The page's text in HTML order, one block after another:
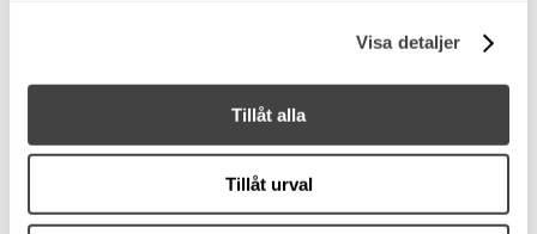
Visa detaljer
Tillåt alla
Tillåt urval